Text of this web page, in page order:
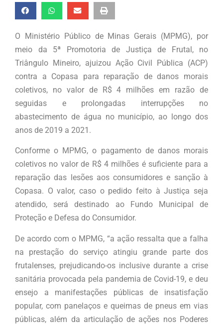
O Ministério Público de Minas Gerais (MPMG), por
meio da 5ª Promotoria de Justiça de Frutal, no
Triângulo Mineiro, ajuizou Ação Civil Pública (ACP)
contra a Copasa para reparação de danos morais
coletivos, no valor de R$ 4 milhões em razão de
seguidas e prolongadas interrupções no
abastecimento de água no município, ao longo dos
anos de 2019 a 2021.
Conforme o MPMG, o pagamento de danos morais
coletivos no valor de R$ 4 milhões é suficiente para a
reparação das lesões aos consumidores e sanção à
Copasa. O valor, caso o pedido feito à Justiça seja
atendido, será destinado ao Fundo Municipal de
Proteção e Defesa do Consumidor.
De acordo com o MPMG, “a ação ressalta que a falha
na prestação do serviço atingiu grande parte dos
frutalenses, prejudicando-os inclusive durante a crise
sanitária provocada pela pandemia de Covid-19, e deu
ensejo a manifestações públicas de insatisfação
popular, com panelaços e queimas de pneus em vias
públicas, além da articulação de ações nos Poderes